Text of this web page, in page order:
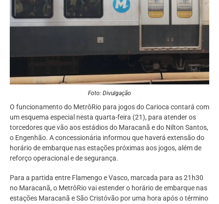
Foto: Divulgação
O funcionamento do MetrôRio para jogos do Carioca contará com
um esquema especial nesta quarta-feira (21), para atender os
torcedores que vão aos estádios do Maracanã e do Nilton Santos,
o Engenhão. A concessionária informou que haverá extensão do
horário de embarque nas estações próximas aos jogos, além de
reforço operacional e de segurança.
Para a partida entre Flamengo e Vasco, marcada para as 21h30
no Maracanã, o MetrôRio vai estender o horário de embarque nas
estações Maracanã e São Cristóvão por uma hora após o término